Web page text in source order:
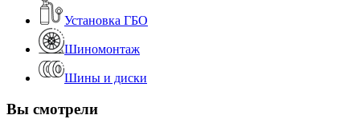
Установка ГБО
Шиномонтаж
Шины и диски
Вы смотрели